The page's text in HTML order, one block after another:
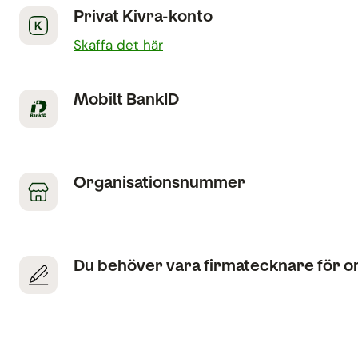
Privat Kivra-konto
Skaffa det här
Mobilt BankID
Organisationsnummer
Du behöver vara firmatecknare för